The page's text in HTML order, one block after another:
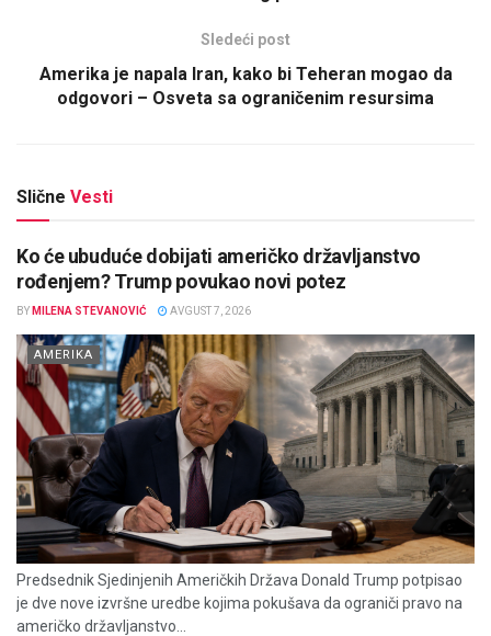
Sledeći post
Amerika je napala Iran, kako bi Teheran mogao da
odgovori – Osveta sa ograničenim resursima
Slične Vesti
Ko će ubuduće dobijati američko državljanstvo
rođenjem? Trump povukao novi potez
BY MILENA STEVANOVIĆ AVGUST 7, 2026
AMERIKA
Predsednik Sjedinjenih Američkih Država Donald Trump potpisao
je dve nove izvršne uredbe kojima pokušava da ograniči pravo na
američko državljanstvo...